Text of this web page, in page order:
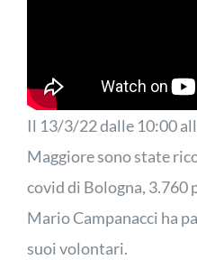
Il 13/3/22 dalle 10:00
Maggiore sono state
covid di Bologna, 3.760
Mario Campanacci ha
suoi volontari.